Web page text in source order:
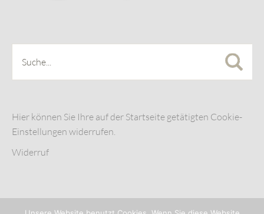
Hier können Sie Ihre auf der Startseite getätigten Cookie-
Einstellungen widerrufen.
Widerruf